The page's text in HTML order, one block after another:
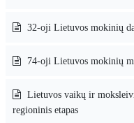
32-oji Lietuvos mokinių
74-oji Lietuvos mokinių
Lietuvos vaikų ir
regioninis etapas